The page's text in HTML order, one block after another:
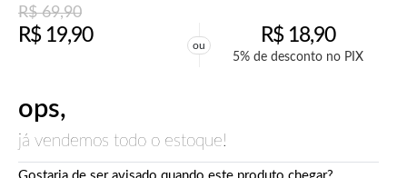
R$69,90
R$19,90 ou R$18,90
5% de desconto no PIX
ops,
já vendemos todo o estoque!